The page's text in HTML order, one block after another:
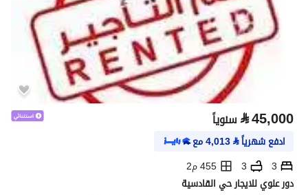
⃁45,000 سنوياً
ادفع شهرياً⃁
4,013مع
3
3
455 م2
دور علوي للايجار حي القادسية